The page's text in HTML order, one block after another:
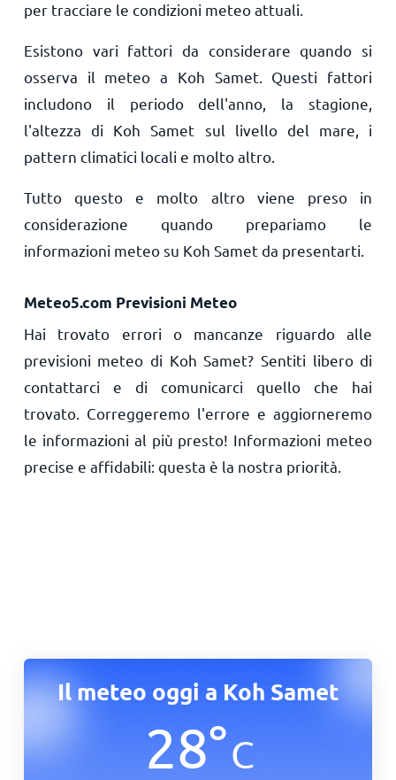
per tracciare le condizioni meteo attuali.
Esistono vari fattori da considerare quando si
osserva il meteo a Koh Samet. Questi fattori
includono il periodo dell'anno, la stagione,
l'altezza di Koh Samet sul livello del mare, i
pattern climatici locali e molto altro.
Tutto questo e molto altro viene preso in
considerazione quando prepariamo le
informazioni meteo su Koh Samet da presentarti.
Meteo5.com Previsioni Meteo
Hai trovato errori o mancanze riguardo alle
previsioni meteo di Koh Samet? Sentiti libero di
contattarci e di comunicarci quello che hai
trovato. Correggeremo l'errore e aggiorneremo
le informazioni al più presto! Informazioni meteo
precise e affidabili: questa è la nostra priorità.
Il meteo oggi a Koh Samet
28°C